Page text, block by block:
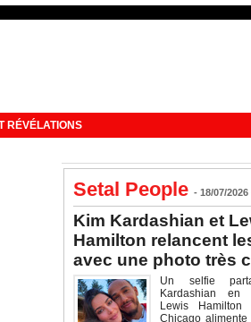
RÉVÉLATIONS
Setal People - 18/07/2026
Kim Kardashian et
Hamilton relancent
avec une photo très
Un selfie
Kardashian en
Lewis
Chicago